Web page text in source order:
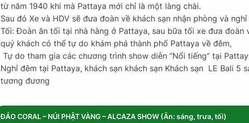
từ năm 1940 khi mà Pattaya mới chỉ là một làng chài.
Sau đó Xe và HDV sẽ đưa đoàn về khách sạn nhận phòng và nghỉ
Tối: Đoàn ăn tối tại nhà hàng ở Pattaya, sau bữa tối xe đưa đoàn
quý khách có thể tự do khám phá thành phố Pattaya về đêm,
Tự do tham gia các chương trình show diễn “Nổi tiếng” tại
Nghỉ đêm tại Pattaya, khách sạn khách sạn Khách sạn LE Bali 5
tương đương
ĐẢO CORAL – NÚI PHẬT VÀNG – ALCAZA SHOW (Ăn: sáng, trưa, tối)